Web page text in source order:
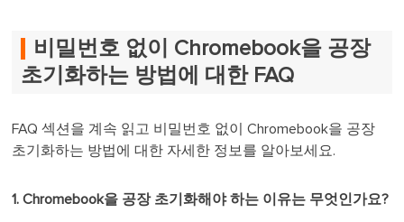
비밀번호 없이 Chromebook을 공장
초기화하는 방법에 대한 FAQ
FAQ 섹션을 계속 읽고 비밀번호 없이 Chromebook을 공장
초기화하는 방법에 대한 자세한 정보를 알아보세요.
1. Chromebook을 공장 초기화해야 하는 이유는 무엇인가요?